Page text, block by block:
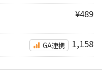
¥489
GA連携 1,158